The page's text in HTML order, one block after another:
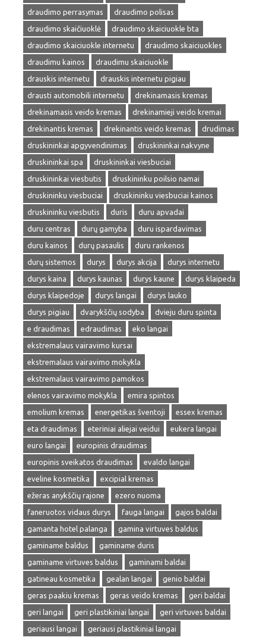
draudimo perrasymas
draudimo polisas
draudimo skaičiuoklė
draudimo skaiciuokle bta
draudimo skaiciuokle internetu
draudimo skaiciuokles
draudimu kainos
draudimu skaiciuokle
drauskis internetu
drauskis internetu pigiau
drausti automobili internetu
drekinamasis kremas
drekinamasis veido kremas
drekinamieji veido kremai
drekinantis kremas
drekinantis veido kremas
drudimas
druskininkai apgyvendinimas
druskininkai nakvyne
druskininkai spa
druskininkai viesbuciai
druskininkai viesbutis
druskininku poilsio namai
druskininku viesbuciai
druskininku viesbuciai kainos
druskininku viesbutis
duris
duru apvadai
duru centras
durų gamyba
duru ispardavimas
duru kainos
durų pasaulis
duru rankenos
durų sistemos
durys durys akcija
durys internetu
durys kaina
durys kaunas durys kaune
durys klaipeda
durys klaipedoje
durys langai
durys lauko
durys pigiau
dvarykščių sodyba
dvieju duru spinta
e draudimas
edraudimas
eko langai
ekstremalaus vairavimo kursai
ekstremalaus vairavimo mokykla
ekstremalaus vairavimo pamokos
elenos vairavimo mokykla
emira spintos
emolium kremas
energetikas šventoji
essex kremas
eta draudimas
eteriniai aliejai veidui
eukera langai
euro langai
europinis draudimas
europinis sveikatos draudimas
evaldo langai
eveline kosmetika
excipial kremas
ežeras anykščių rajone
ezero nuoma
faneruotos vidaus durys
fauga langai
gajos baldai
gamanta hotel palanga
gamina virtuves baldus
gaminame baldus
gaminame duris
gaminame virtuves baldus
gaminami baldai
gatineau kosmetika
gealan langai
genio baldai
geras paakiu kremas
geras veido kremas
geri baldai
geri langai
geri plastikiniai langai
geri virtuves baldai
geriausi langai
geriausi plastikiniai langai